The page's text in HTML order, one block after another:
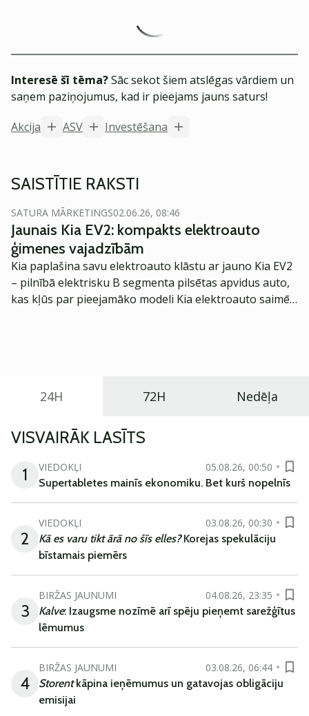
Interesē šī tēma?Sāc sekot šiem atslēgas vārdiem un
saņem paziņojumus, kad ir pieejams jauns saturs!
Akcija
ASV Investēšana
SAISTĪTIE RAKSTI
SATURA MĀRKETINGS02.06.26, 08:46
Jaunais Kia EV2: kompakts elektroauto
ģimenes vajadzībām
Kia paplašina savu elektroauto klāstu ar jauno Kia EV2
– pilnībā elektrisku B segmenta pilsētas apvidus auto,
kas kļūs par pieejamāko modeli Kia elektroauto saimē
24H 72H Nedēļa
VISVAIRĀK LASĪTS
1
VIEDOKĻI
05.08.26, 00:50
Supertabletes mainīs ekonomiku. Bet kurš nopelnīs
2
VIEDOKĻI
03.08.26, 00:30
Kā es varu tikt ārā no šīs elles?Korejas spekulāciju
bīstamais piemērs
3
BIRŽAS JAUNUMI
04.08.26, 23:35
Kalve: Izaugsme nozīmē arī spēju pieņemt sarežģītus
lēmumus
4
BIRŽAS JAUNUMI
03.08.26, 06:44
Storentkāpina ieņēmumus un gatavojas obligāciju
emisijai